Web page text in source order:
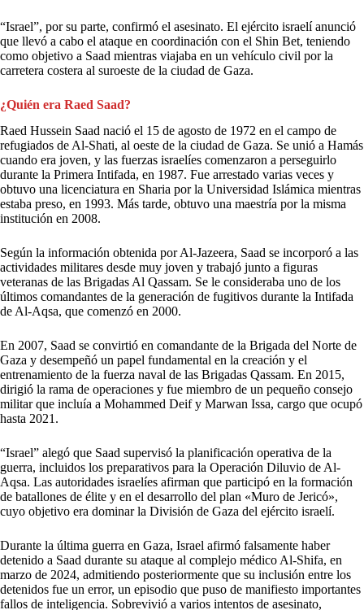
“Israel”, por su parte, confirmó el asesinato. El ejército israelí anunció
que llevó a cabo el ataque en coordinación con el Shin Bet, teniendo
como objetivo a Saad mientras viajaba en un vehículo civil por la
carretera costera al suroeste de la ciudad de Gaza.
¿Quién era Raed Saad?
Raed Hussein Saad nació el 15 de agosto de 1972 en el campo de
refugiados de Al-Shati, al oeste de la ciudad de Gaza. Se unió a Hamás
cuando era joven, y las fuerzas israelíes comenzaron a perseguirlo
durante la Primera Intifada, en 1987. Fue arrestado varias veces y
obtuvo una licenciatura en Sharia por la Universidad Islámica mientras
estaba preso, en 1993. Más tarde, obtuvo una maestría por la misma
institución en 2008.
Según la información obtenida por Al-Jazeera, Saad se incorporó a las
actividades militares desde muy joven y trabajó junto a figuras
veteranas de las Brigadas Al Qassam. Se le consideraba uno de los
últimos comandantes de la generación de fugitivos durante la Intifada
de Al-Aqsa, que comenzó en 2000.
En 2007, Saad se convirtió en comandante de la Brigada del Norte de
Gaza y desempeñó un papel fundamental en la creación y el
entrenamiento de la fuerza naval de las Brigadas Qassam. En 2015,
dirigió la rama de operaciones y fue miembro de un pequeño consejo
militar que incluía a Mohammed Deif y Marwan Issa, cargo que ocupó
hasta 2021.
“Israel” alegó que Saad supervisó la planificación operativa de la
guerra, incluidos los preparativos para la Operación Diluvio de Al-
Aqsa. Las autoridades israelíes afirman que participó en la formación
de batallones de élite y en el desarrollo del plan «Muro de Jericó»,
cuyo objetivo era dominar la División de Gaza del ejército israelí.
Durante la última guerra en Gaza, Israel afirmó falsamente haber
detenido a Saad durante su ataque al complejo médico Al-Shifa, en
marzo de 2024, admitiendo posteriormente que su inclusión entre los
detenidos fue un error, un episodio que puso de manifiesto importantes
fallos de inteligencia. Sobrevivió a varios intentos de asesinato,